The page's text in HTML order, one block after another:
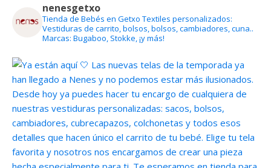
nenesgetxo
Tienda de Bebés en Getxo Textiles personalizados:
Vestiduras de carrito, bolsos, bolsos, cambiadores, cuna..
Marcas: Bugaboo, Stokke, ¡y más!